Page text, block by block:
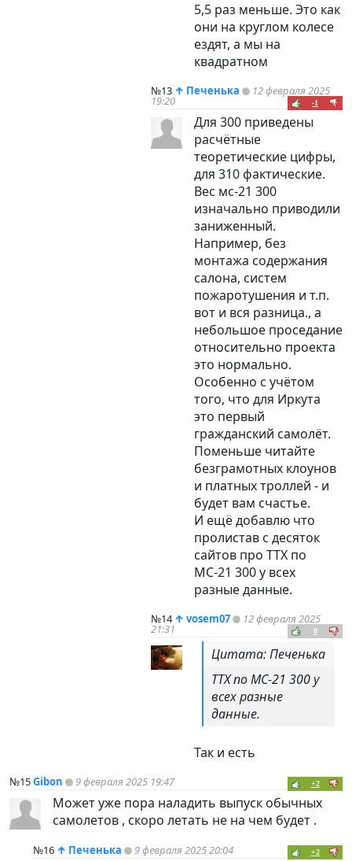
5,5 раз меньше. Это как
они на круглом колесе
ездят, а мы на
квадратном
№13 ↑ Печенька 12 февраля 2025
19:20 -1
Для 300 приведены
расчётные
теоретические цифры,
для 310 фактические.
Вес мс-21 300
изначально приводили
заниженный.
Например, без
монтажа содержания
салона, систем
пожаротушения и т.п.
вот и вся разница., а
небольшое проседание
относительно проекта
это нормально.
Особенно с учётом
того, что для Иркута
это первый
гражданский самолёт.
Поменьше читайте
безграмотных клоунов
и платных троллей - и
будет вам счастье.
И ещё добавлю что
пролистав с десяток
сайтов про ТТХ по
МС-21 300 у всех
разные данные.
№14 ↑ vosem07 12 февраля 2025
21:31 0
Цитата: Печенька
ТТХ по МС-21 300 у
всех разные
данные.
Так и есть
№15Gibon 9 февраля 2025 19:47 +2
Может уже пора наладить выпуск обычных
самолетов , скоро летать не на чем будет .
№16 ↑ Печенька 9 февраля 2025 20:04 +2